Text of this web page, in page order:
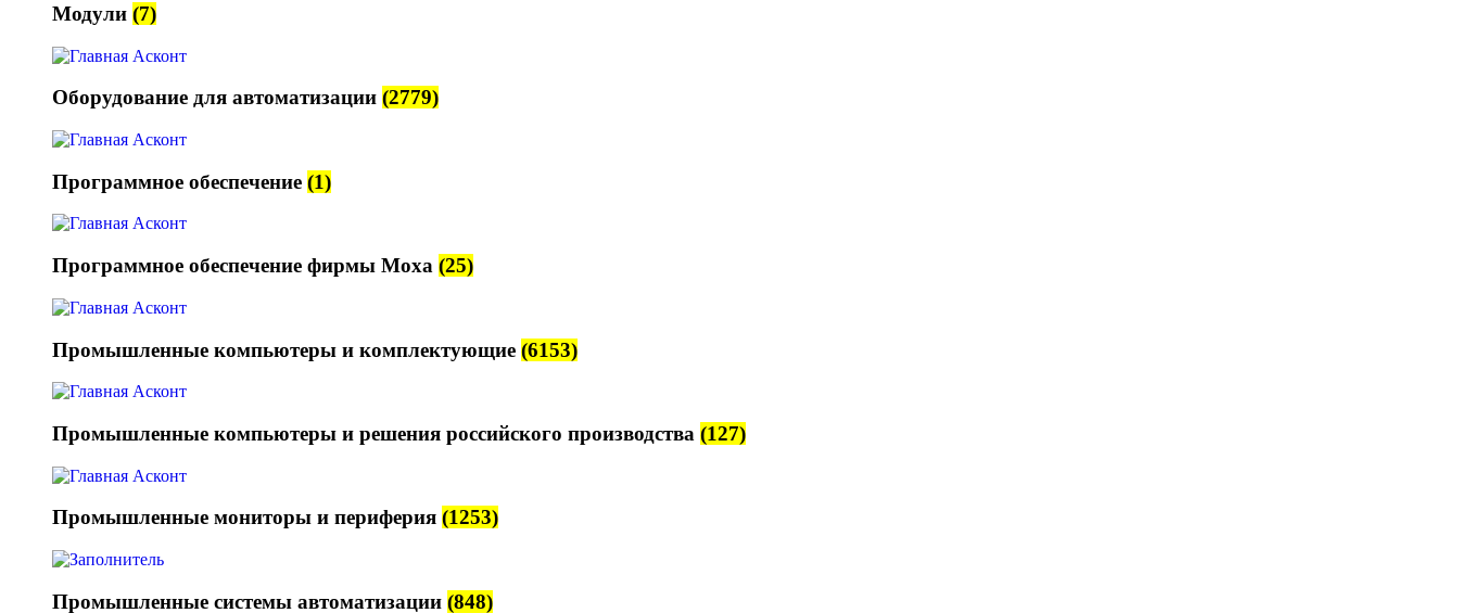
Модули (7)
Оборудование для автоматизации (2779)
Программное обеспечение (1)
Программное обеспечение фирмы Moxa (25)
Промышленные компьютеры и комплектующие (6153)
Промышленные компьютеры и решения российского производства (127)
Промышленные мониторы и периферия (1253)
Промышленные системы автоматизации (848)